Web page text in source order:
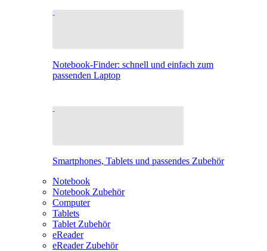
Notebook-Finder: schnell und einfach zum
passenden Laptop
Smartphones, Tablets und passendes Zubehör
Notebook
Notebook Zubehör
Computer
Tablets
Tablet Zubehör
eReader
eReader Zubehör